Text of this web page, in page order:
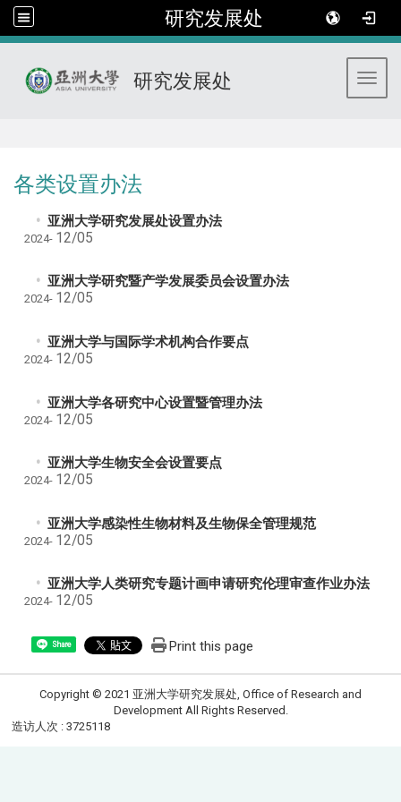
研究发展处
研究发展处
各类设置办法
亚洲大学研究发展处设置办法
2024- 12/05
亚洲大学研究暨产学发展委员会设置办法
2024- 12/05
亚洲大学与国际学术机构合作要点
2024- 12/05
亚洲大学各研究中心设置暨管理办法
2024- 12/05
亚洲大学生物安全会设置要点
2024- 12/05
亚洲大学感染性生物材料及生物保全管理规范
2024- 12/05
亚洲大学人类研究专题计画申请研究伦理审查作业办法
2024- 12/05
Share Print this page
Copyright © 2021 亚洲大学研究发展处, Office of Research and
Development All Rights Reserved.
造访人次 : 3725118